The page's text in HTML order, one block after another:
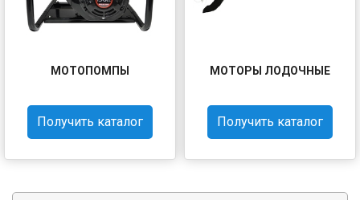
МОТОПОМПЫ
Получить каталог
МОТОРЫ ЛОДОЧНЫЕ
Получить каталог